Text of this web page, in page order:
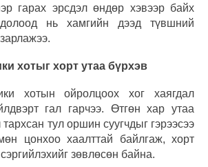
гарах эрсдэл өндөр хэвээр байх
нь хамгийн дээд түвшний
хотыг хорт утаа бүрхэв
хотын ойролцоох хог хаягдал
гал гарчээ. Өтгөн хар утаа
тул оршин суугчдыг гэрээсээ
цонхоо хаалттай байлгаж, хорт
зөвлөсөн байна.